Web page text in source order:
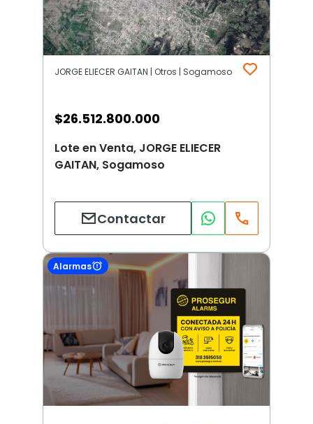
JORGE ELIECER GAITAN | Otros | Sogamoso
$26.512.800.000
Lote en Venta, JORGE ELIECER
GAITAN, Sogamoso
Contactar
Alarmas